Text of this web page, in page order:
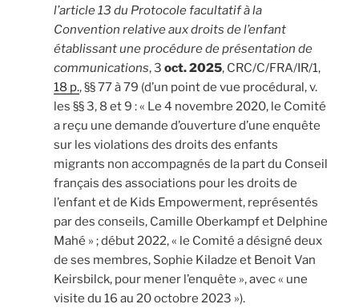
l’article 13 du Protocole facultatif à la
Convention relative aux droits de l’enfant
établissant une procédure de présentation de
communications, 3 oct. 2025, CRC/C/FRA/IR/1,
18 p., §§ 77 à 79 (d’un point de vue procédural, v.
les §§ 3, 8 et 9 : « Le 4 novembre 2020, le Comité
a reçu une demande d’ouverture d’une enquête
sur les violations des droits des enfants
migrants non accompagnés de la part du Conseil
français des associations pour les droits de
l’enfant et de Kids Empowerment, représentés
par des conseils, Camille Oberkampf et Delphine
Mahé » ; début 2022, « le Comité a désigné deux
de ses membres, Sophie Kiladze et Benoit Van
Keirsbilck, pour mener l’enquête », avec « une
visite du 16 au 20 octobre 2023 »).